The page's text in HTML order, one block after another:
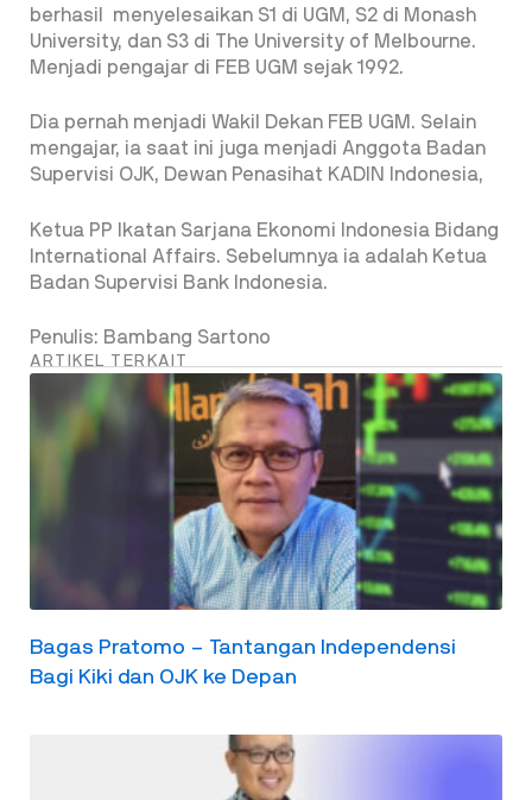
berhasil menyelesaikan S1 di UGM, S2 di Monash
University, dan S3 di The University of Melbourne.
Menjadi pengajar di FEB UGM sejak 1992.
Dia pernah menjadi Wakil Dekan FEB UGM. Selain
mengajar, ia saat ini juga menjadi Anggota Badan
Supervisi OJK, Dewan Penasihat KADIN Indonesia,
Ketua PP Ikatan Sarjana Ekonomi Indonesia Bidang
International Affairs. Sebelumnya ia adalah Ketua
Badan Supervisi Bank Indonesia.
Penulis: Bambang Sartono
ARTIKEL TERKAIT
Bagas Pratomo – Tantangan Independensi
Bagi Kiki dan OJK ke Depan